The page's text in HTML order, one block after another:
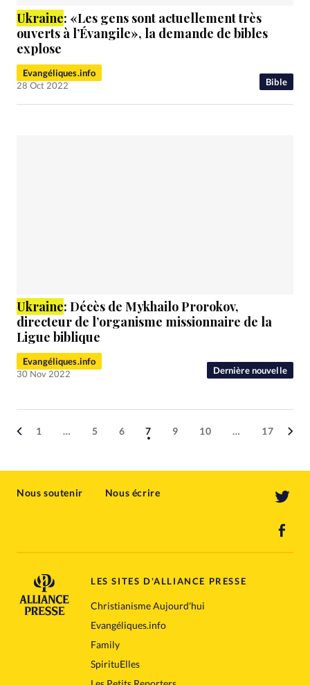
Bible
Ukraine: «Les gens sont actuellement très
ouverts à l’Évangile», la demande de bibles
explose
Evangéliques.info
28 Oct 2022
Dernière nouvelle
Ukraine: Décès de Mykhailo Prorokov,
directeur de l’organisme missionnaire de la
Ligue biblique
Evangéliques.info
30 Nov 2022
1 … 5 6 7 9 10 … 17
Nous soutenir Nous écrire
LES SITES D'ALLIANCE PRESSE
Christianisme Aujourd'hui
Evangéliques.info
Family
SpirituElles